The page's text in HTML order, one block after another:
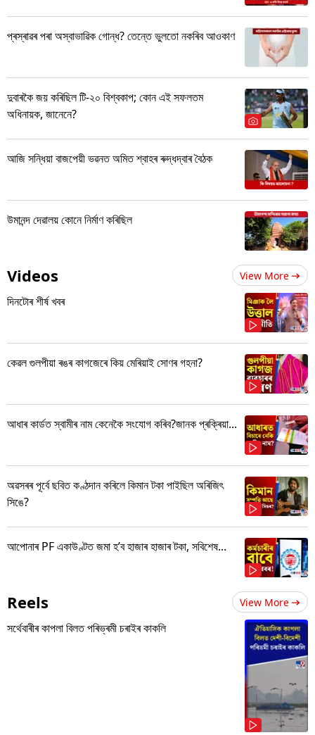
প্ৰস্ৰাৱৰ পৰা অস্বাভাৱিক গোন্ধ? তেন্তে ভুলতো নকৰিব আওকাণ
দুবাৰকৈ জয় কৰিছিল টি-২০ বিশ্বকাপ; কোন এই সফলতম
অধিনায়ক, জানেনে?
আজি সন্ধিয়া বাজপেয়ী ভৱনত অমিত শ্বাহৰ ৰুদ্ধদ্বাৰ বৈঠক
উমানন্দ দেৱালয় কোনে নিৰ্মাণ কৰিছিল
Videos View More
দিনটোৰ শীৰ্ষ খবৰ
কেৱল গুলপীয়া ৰঙৰ কাগজেৰে কিয় মেৰিয়াই সোণৰ গহনা?
আধাৰ কাৰ্ডত স্বামীৰ নাম কেনেকৈ সংযোগ কৰিব?জানক প্ৰক্ৰিয়া...
অৱসৰৰ পূৰ্বে ছবিত কণ্ঠদান কৰিলে কিমান টকা পাইছিল অৰিজিৎ
সিঙে?
আপোনাৰ PF একাউণ্টত জমা হ’ব হাজাৰ হাজাৰ টকা, সবিশেষ...
Reels View More
সৰ্থেবাৰীৰ কাপলা বিলত পৰিভ্ৰমী চৰাইৰ কাকলি